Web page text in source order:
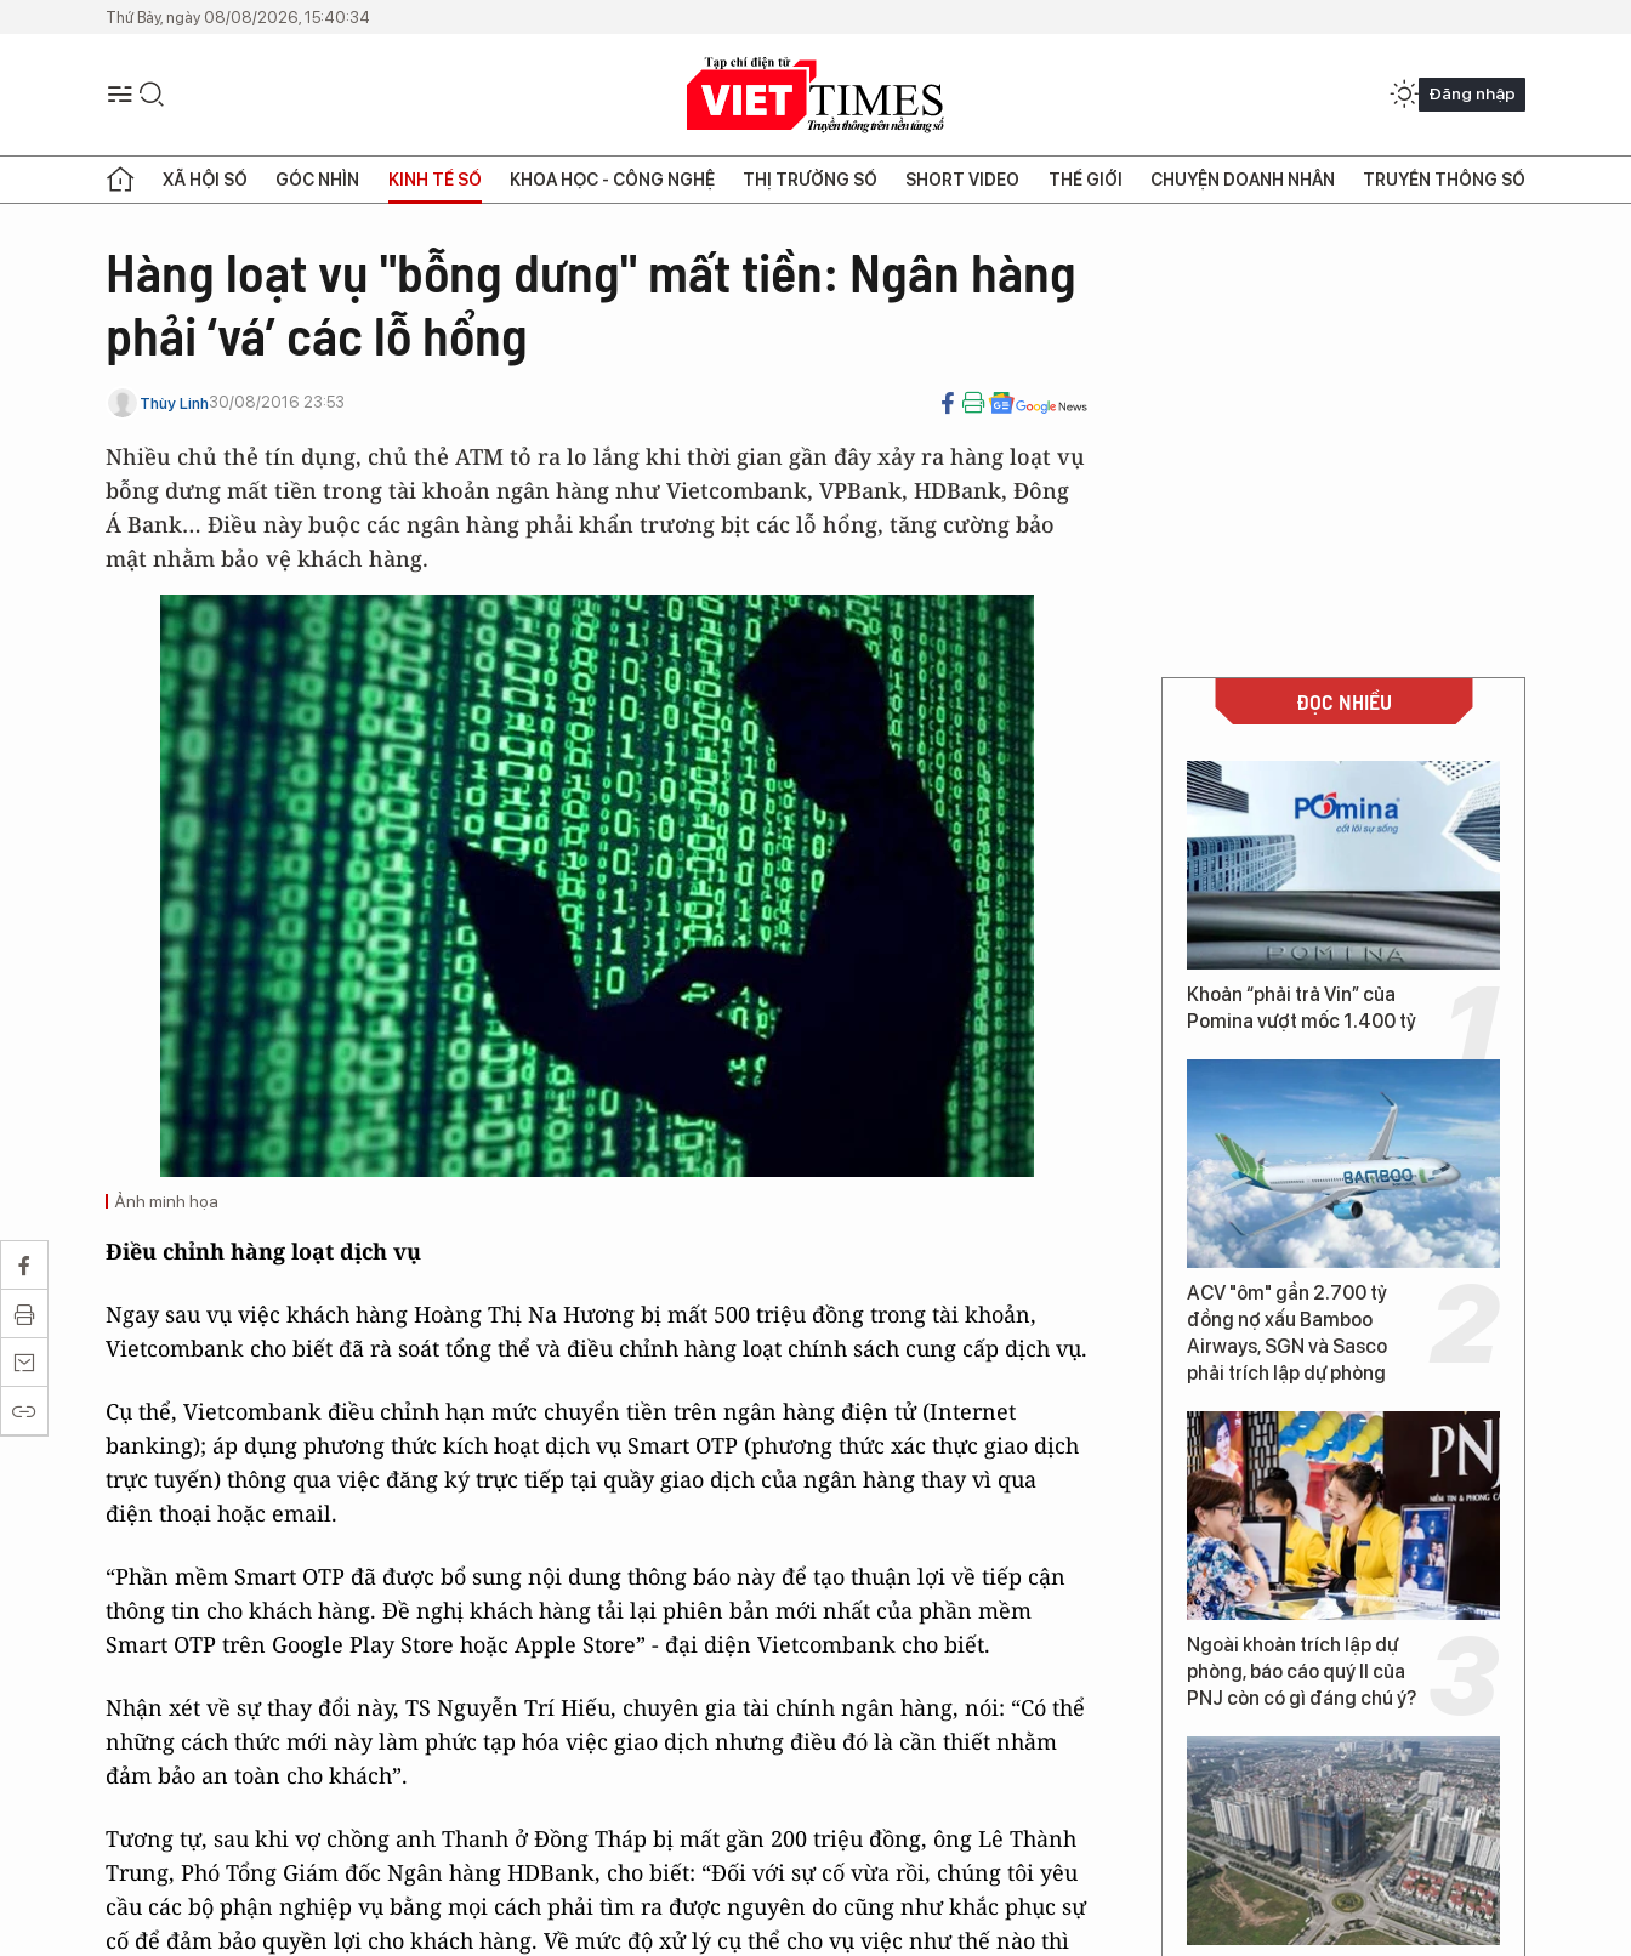
Thứ Bảy, ngày 08/08/2026, 15:40:34
Đăng nhập
XÃ HỘI SỐ GÓC NHÌN KINH TẾ SỐ KHOA HỌC - CÔNG NGHỆ THỊ TRƯỜNG SỐ SHORT VIDEO THẾ GIỚI CHUYỆN DOANH NHÂN TRUYỀN THÔNG SỐ
Hàng loạt vụ "bỗng dưng" mất tiền: Ngân hàng
phải ‘vá’ các lỗ hổng
Thùy Linh30/08/2016 23:53
Nhiều chủ thẻ tín dụng, chủ thẻ ATM tỏ ra lo lắng khi thời gian gần đây xảy ra hàng loạt vụ
bỗng dưng mất tiền trong tài khoản ngân hàng như Vietcombank, VPBank, HDBank, Đông
Á Bank… Điều này buộc các ngân hàng phải khẩn trương bịt các lỗ hổng, tăng cường bảo
mật nhằm bảo vệ khách hàng.
Ảnh minh họa
Điều chỉnh hàng loạt dịch vụ
Ngay sau vụ việc khách hàng Hoàng Thị Na Hương bị mất 500 triệu đồng trong tài khoản,
Vietcombank cho biết đã rà soát tổng thể và điều chỉnh hàng loạt chính sách cung cấp dịch vụ.
Cụ thể, Vietcombank điều chỉnh hạn mức chuyển tiền trên ngân hàng điện tử (Internet
banking); áp dụng phương thức kích hoạt dịch vụ Smart OTP (phương thức xác thực giao dịch
trực tuyến) thông qua việc đăng ký trực tiếp tại quầy giao dịch của ngân hàng thay vì qua
điện thoại hoặc email.
“Phần mềm Smart OTP đã được bổ sung nội dung thông báo này để tạo thuận lợi về tiếp cận
thông tin cho khách hàng. Đề nghị khách hàng tải lại phiên bản mới nhất của phần mềm
Smart OTP trên Google Play Store hoặc Apple Store” - đại diện Vietcombank cho biết.
Nhận xét về sự thay đổi này, TS Nguyễn Trí Hiếu, chuyên gia tài chính ngân hàng, nói: “Có thể
những cách thức mới này làm phức tạp hóa việc giao dịch nhưng điều đó là cần thiết nhằm
đảm bảo an toàn cho khách”.
Tương tự, sau khi vợ chồng anh Thanh ở Đồng Tháp bị mất gần 200 triệu đồng, ông Lê Thành
Trung, Phó Tổng Giám đốc Ngân hàng HDBank, cho biết: “Đối với sự cố vừa rồi, chúng tôi yêu
cầu các bộ phận nghiệp vụ bằng mọi cách phải tìm ra được nguyên do cũng như khắc phục sự
cố để đảm bảo quyền lợi cho khách hàng. Về mức độ xử lý cụ thể cho vụ việc như thế nào thì
ĐỌC NHIỀU
Khoản “phải trả Vin” của
Pomina vượt mốc 1.400 tỷ
ACV "ôm" gần 2.700 tỷ
đồng nợ xấu Bamboo
Airways, SGN và Sasco
phải trích lập dự phòng
Ngoài khoản trích lập dự
phòng, báo cáo quý II của
PNJ còn có gì đáng chú ý?